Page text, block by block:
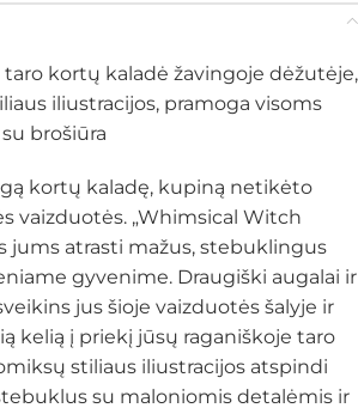
kortų kaladė žavingoje dėžutėje,
iliustracijos, pramoga visoms
brošiūra
kortų kaladę, kupiną netikėto
vaizduotės. „Whimsical Witch
jums atrasti mažus, stebuklingus
gyvenime. Draugiški augalai ir
jus šioje vaizduotės šalyje ir
kelią į priekį jūsų raganiškoje taro
stiliaus iliustracijos atspindi
su maloniomis detalėmis ir